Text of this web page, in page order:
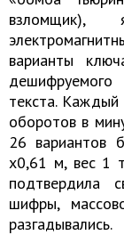
варианты
текста.
оборотов в
26 вариантов
x0,61 м, вес 1
подтвердила
шифры,
разгадывались.